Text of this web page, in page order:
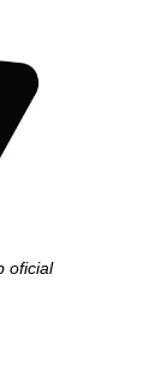
oficial